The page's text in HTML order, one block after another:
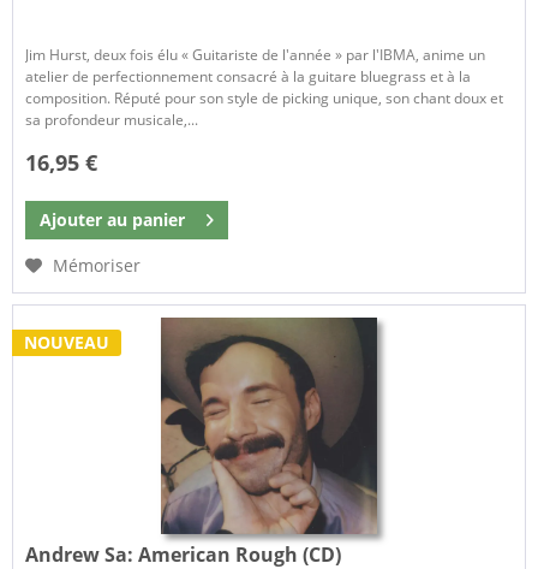
Jim Hurst, deux fois élu « Guitariste de l'année » par l'IBMA, anime un
atelier de perfectionnement consacré à la guitare bluegrass et à la
composition. Réputé pour son style de picking unique, son chant doux et
sa profondeur musicale,...
16,95 €
Ajouter au panier
Mémoriser
NOUVEAU
Andrew Sa:American Rough (CD)